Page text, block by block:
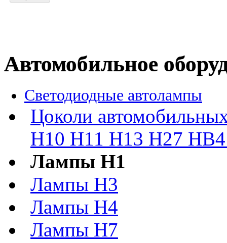
Автомобильное
Светодиодные автолампы
Цоколи
H10 H11 H13 H27
Лампы H1
Лампы H3
Лампы H4
Лампы H7